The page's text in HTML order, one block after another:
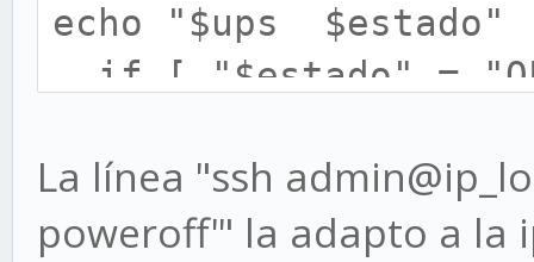
echo "$ups $estado"
if [ "$estado" =
electrica en la NAS"
elif [ "$estado" =
La línea "ssh
poweroff'" la adapto a la